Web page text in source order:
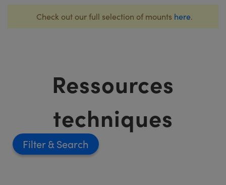
Check out our full selection of mounts here.
Ressources
techniques
Filter